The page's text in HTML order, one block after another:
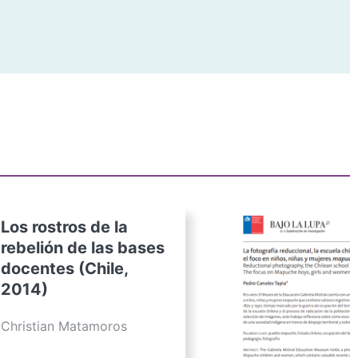
Los rostros de la
rebelión de las bases
docentes (Chile,
2014)
Christian Matamoros